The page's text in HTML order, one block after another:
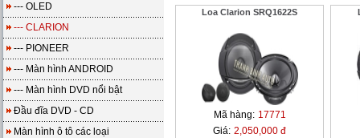
--- OLED
--- CLARION
--- PIONEER
--- Màn hình ANDROID
--- Màn hình DVD nổi bật
Đầu đĩa DVD - CD
Màn hình ô tô các loại
Loa Clarion SRQ1622S
Mã hàng: 17771
Giá: 2,050,000 đ